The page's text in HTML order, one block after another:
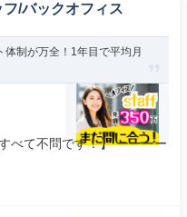
フ/バックオフィス
制が万全！1年目で平均月
べて不問です！】 ーーーー